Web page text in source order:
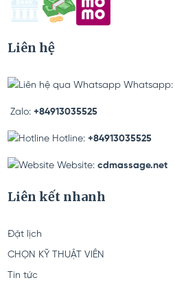
Liên hệ
Whatsapp:
Zalo: +84913035525
Hotline: +84913035525
Website: cdmassage.net
Liên kết nhanh
Đặt lịch
CHỌN KỸ THUẬT VIÊN
Tin tức